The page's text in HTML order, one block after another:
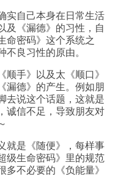
实自己本身在日常生活
及《漏德》的习性，自
命密码》这个系统之
不良习性的原由。
手》以及太《顺口》
漏德》的产生。例如朋
去说这个话题，这就是
诚信不足，导致朋友对
就是《随便》，每样事
级生命密码》里的规范
不必要的《负能量》